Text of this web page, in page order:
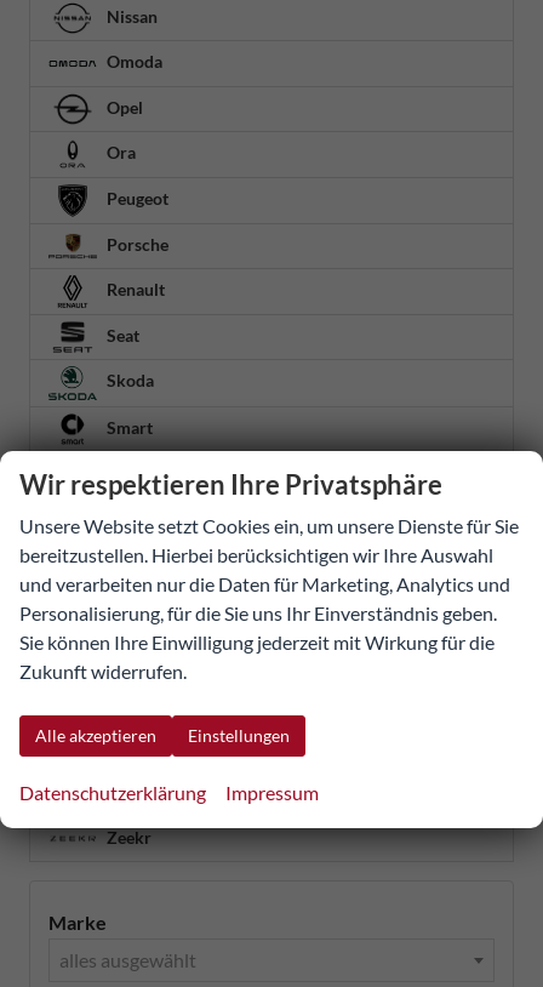
Nissan
Omoda
Opel
Ora
Peugeot
Porsche
Renault
Seat
Skoda
Smart
Ssangyong
Suzuki
Tesla
Toyota
Volkswagen
Weitere
Xpeng
Zeekr
Marke
alles ausgewählt
Wir respektieren Ihre Privatsphäre
Unsere Website setzt Cookies ein, um unsere Dienste für Sie
bereitzustellen. Hierbei berücksichtigen wir Ihre Auswahl
und verarbeiten nur die Daten für Marketing, Analytics und
Personalisierung, für die Sie uns Ihr Einverständnis geben.
Sie können Ihre Einwilligung jederzeit mit Wirkung für die
Zukunft widerrufen.
Alle akzeptieren Einstellungen
Datenschutzerklärung Impressum